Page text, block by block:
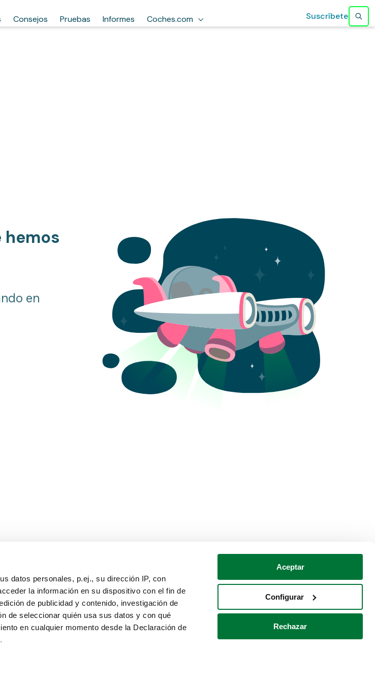
datos personales, p.ej., su dirección IP, con
la información en su dispositivo con el fin de
de publicidad y contenido, investigación de
de seleccionar quién usa sus datos y con qué
en cualquier momento desde la Declaración de
Aceptar
Configurar
Rechazar
Consejos Pruebas Informes Coches.com Suscríbete
hemos
en